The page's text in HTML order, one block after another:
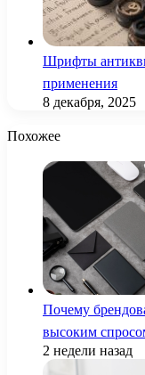
Шрифты
применения
8 декабря, 2025
Похожее
Почему
высоким
2 недели назад